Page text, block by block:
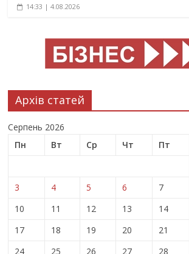
14:33 | 4.08.2026
Архів статей
Серпень 2026
Пн
Вт Ср Чт Пт
3
4 5 6 7
10
11 12 13 14
17
18 19 20 21
24
25 26 27 28